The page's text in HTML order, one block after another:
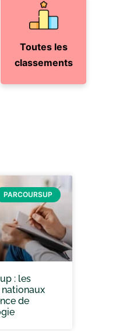
Toutes les
classements
PARCOURSUP
: les
de